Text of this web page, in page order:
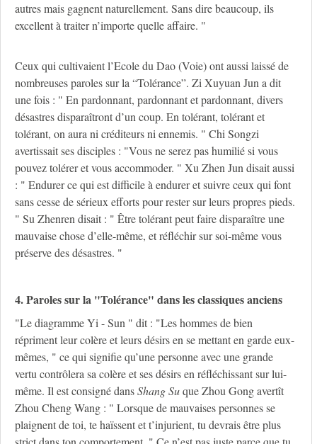
autres mais gagnent naturellement. Sans dire beaucoup, ils
excellent à traiter n’importe quelle affaire. "
Ceux qui cultivaient l’Ecole du Dao (Voie) ont aussi laissé de
nombreuses paroles sur la “Tolérance”. Zi Xuyuan Jun a dit
une fois : " En pardonnant, pardonnant et pardonnant, divers
désastres disparaîtront d’un coup. En tolérant, tolérant et
tolérant, on aura ni créditeurs ni ennemis. " Chi Songzi
avertissait ses disciples : "Vous ne serez pas humilié si vous
pouvez tolérer et vous accommoder. " Xu Zhen Jun disait aussi
: " Endurer ce qui est difficile à endurer et suivre ceux qui font
sans cesse de sérieux efforts pour rester sur leurs propres pieds.
" Su Zhenren disait : " Être tolérant peut faire disparaître une
mauvaise chose d’elle-même, et réfléchir sur soi-même vous
préserve des désastres. "
4. Paroles sur la "Tolérance" dans les classiques anciens
"Le diagramme Yi - Sun " dit : "Les hommes de bien
répriment leur colère et leurs désirs en se mettant en garde eux-
mêmes, " ce qui signifie qu’une personne avec une grande
vertu contrôlera sa colère et ses désirs en réfléchissant sur lui-
même. Il est consigné dansShang Suque Zhou Gong avertît
Zhou Cheng Wang : " Lorsque de mauvaises personnes se
plaignent de toi, te haïssent et t’injurient, tu devrais être plus